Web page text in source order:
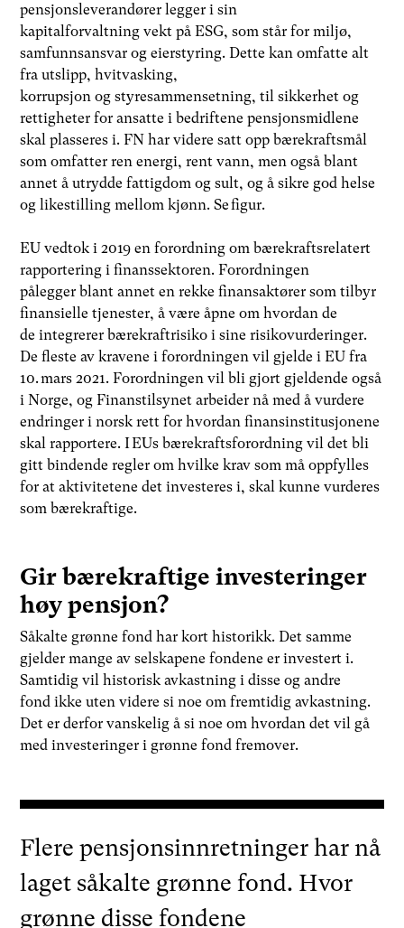
pensjonsleverandører legger i sin
kapitalforvaltning vekt på ESG, som står for miljø,
samfunnsansvar og eierstyring. Dette kan omfatte alt
fra utslipp, hvitvasking,
korrupsjon og styresammensetning, til sikkerhet og
rettigheter for ansatte i bedriftene pensjonsmidlene
skal plasseres i. FN har videre satt opp bærekraftsmål
som omfatter ren energi, rent vann, men også blant
annet å utrydde fattigdom og sult, og å sikre god helse
og likestilling mellom kjønn. Se figur.
EUvedtoki 2019 en forordning om bærekraftsrelatert
rapportering i finanssektoren. Forordningen
påleggerblant anneten rekke finansaktører som tilbyr
finansielle tjenester, å være åpne om hvordan de
deintegrerer bærekraftrisiko i sine risikovurderinger.
De fleste av kravene i forordningen vil gjelde i EU fra
10.mars 2021. Forordningen vil bli gjort gjeldende også
iNorge, ogFinanstilsynet arbeider nå med å vurdere
endringer i norsk rett for hvordan finansinstitusjonene
skal rapportere. IEUs bærekraftsforordning vil det bli
gitt bindende regler om hvilke krav som må oppfylles
for at aktivitetene det investeres i, skal kunne vurderes
som bærekraftige.
Gir bærekraftige investeringer
høy pensjon?
Såkalte grønne fond har kort historikk. Det samme
gjelder mange av selskapene fondene er investert i.
Samtidig vil historisk avkastning i disse og andre
fond ikke uten videre si noe om fremtidig avkastning.
Det er derfor vanskelig å si noe om hvordan det vil gå
med investeringer i grønne fond fremover.
Flere pensjonsinnretninger har nå
laget såkalte grønne fond. Hvor
grønne disse fondene